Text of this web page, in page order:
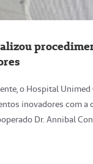
o Hospital
inovadores com a
Dr. Annibal